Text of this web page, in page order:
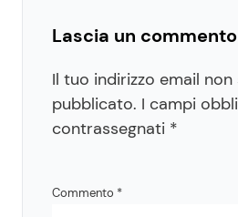
Lascia un commento
Il tuo indirizzo email non
pubblicato. I campi
contrassegnati *
Commento *